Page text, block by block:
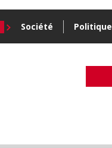
Société Politique